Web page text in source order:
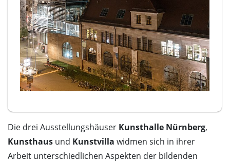
Die drei Ausstellungshäuser Kunsthalle Nürnberg,
Kunsthaus und Kunstvilla widmen sich in ihrer
Arbeit unterschiedlichen Aspekten der bildenden